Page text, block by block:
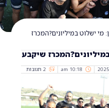
שיקבע
2 תגובות